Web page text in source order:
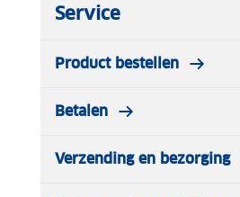
Service
Product bestellen
Betalen
Verzending en bezorging